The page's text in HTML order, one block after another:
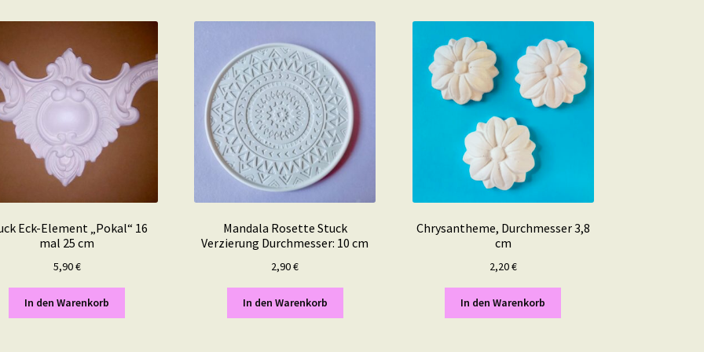
Eck-Element „Pokal“ 16
mal 25 cm
5,90€
In den Warenkorb
Mandala Rosette Stuck
Verzierung Durchmesser: 10 cm
2,90€
In den Warenkorb
Chrysantheme, Durchmesser 3,8
cm
2,20€
In den Warenkorb